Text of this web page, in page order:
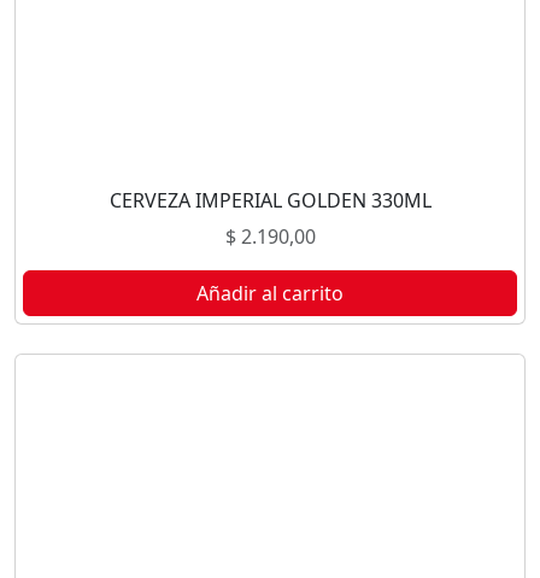
CERVEZA IMPERIAL GOLDEN 330ML
$2.190,00
Añadir al carrito